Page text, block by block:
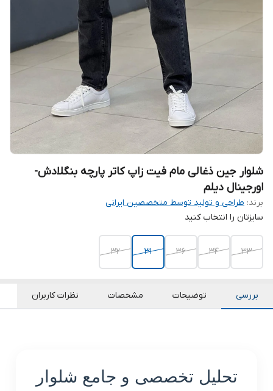
شلوار جین ذغالی مام فیت زاپ کاتر پارچه بنگلادش-
اورجینال دیلم
برند: طراحی و تولید توسط متخصصین ایرانی
سایزتان را انتخاب کنید
33
34
36 ۳۱ ۳۲
بررسی توضیحات مشخصات نظرات کاربران
تحلیل تخصصی و جامع شلوار